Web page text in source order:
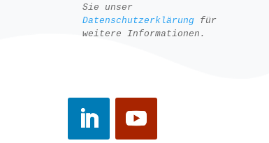
Sie unser
Datenschutzerklärungfür
weitere Informationen.